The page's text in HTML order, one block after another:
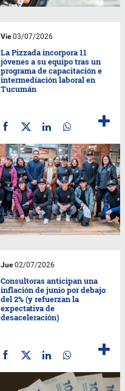
Vie03/07/2026
La Pizzada incorpora 11
jóvenes a su equipo tras un
programa de capacitación e
intermediación laboral en
Tucumán
Jue02/07/2026
Consultoras anticipan una
inflación de junio por debajo
del 2% (y refuerzan la
expectativa de
desaceleración)